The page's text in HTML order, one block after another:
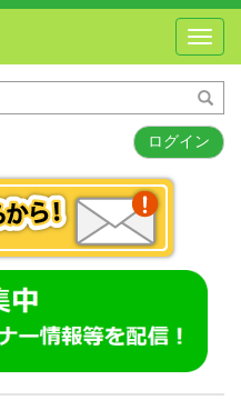
ログイン